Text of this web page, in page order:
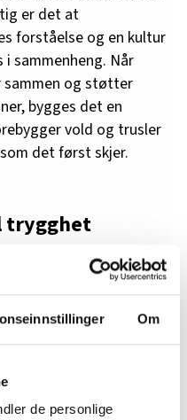
Om
de personlige
er det at
forståelse og en kultur
sammenheng. Når
sammen og støtter
bygges det en
vold og trusler
det først skjer.
trygghet
all treningen og de
vi aldri garantere et
Arbeid med barn og
alltid innebære en viss
derfor
en kontinuerlig
for alle kan krysse av